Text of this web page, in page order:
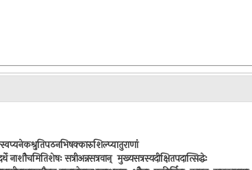
नाशौचमितिशेषः सत्रीअन्नसत्रवान् ‍ मुख्यसत्रस्यदीक्षितपदात्सिद्धेः